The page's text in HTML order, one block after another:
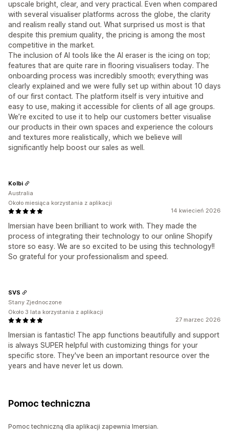
upscale bright, clear, and very practical. Even when compared
with several visualiser platforms across the globe, the clarity
and realism really stand out. What surprised us most is that
despite this premium quality, the pricing is among the most
competitive in the market.
The inclusion of AI tools like the AI eraser is the icing on top;
features that are quite rare in flooring visualisers today. The
onboarding process was incredibly smooth; everything was
clearly explained and we were fully set up within about 10 days
of our first contact. The platform itself is very intuitive and
easy to use, making it accessible for clients of all age groups.
We’re excited to use it to help our customers better visualise
our products in their own spaces and experience the colours
and textures more realistically, which we believe will
significantly help boost our sales as well.
14 kwiecień 2026
Imersian have been brilliant to work with. They made the
process of integrating their technology to our online Shopify
store so easy. We are so excited to be using this technology!!
So grateful for your professionalism and speed.
Kolbi
Australia
Około miesiąca korzystania z aplikacji
27 marzec 2026
Imersian is fantastic! The app functions beautifully and support
is always SUPER helpful with customizing things for your
specific store. They've been an important resource over the
years and have never let us down.
SVS
Stany Zjednoczone
Około 3 lata korzystania z aplikacji
Pomoc techniczna
Pomoc techniczną dla aplikacji zapewnia Imersian.